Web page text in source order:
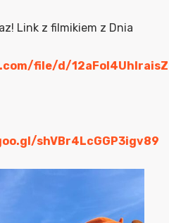
Link z filmikiem z Dnia
file/d/
shVBr4LcGGP3igv89